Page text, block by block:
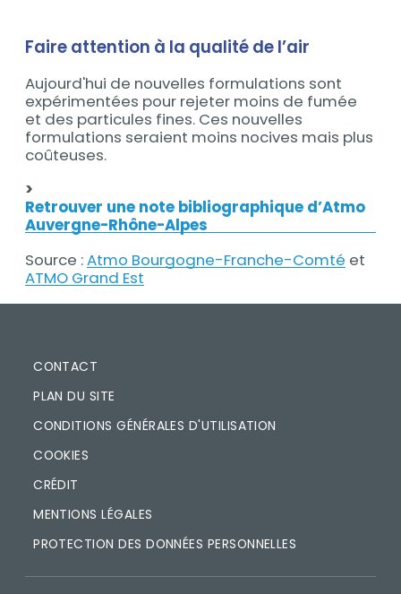
Faire attention à la qualité de l’air
Aujourd'hui de nouvelles formulations sont
expérimentées pour rejeter moins de fumée
et des particules fines. Ces nouvelles
formulations seraient moins nocives mais plus
coûteuses.
>
Retrouver une note bibliographique d’Atmo
Auvergne-Rhône-Alpes
Source :Atmo Bourgogne-Franche-Comté et
ATMO Grand Est
PIED DE PAGE
CONTACT
PLAN DU SITE
CONDITIONS GÉNÉRALES D'UTILISATION
COOKIES
CRÉDIT
MENTIONS LÉGALES
PROTECTION DES DONNÉES PERSONNELLES